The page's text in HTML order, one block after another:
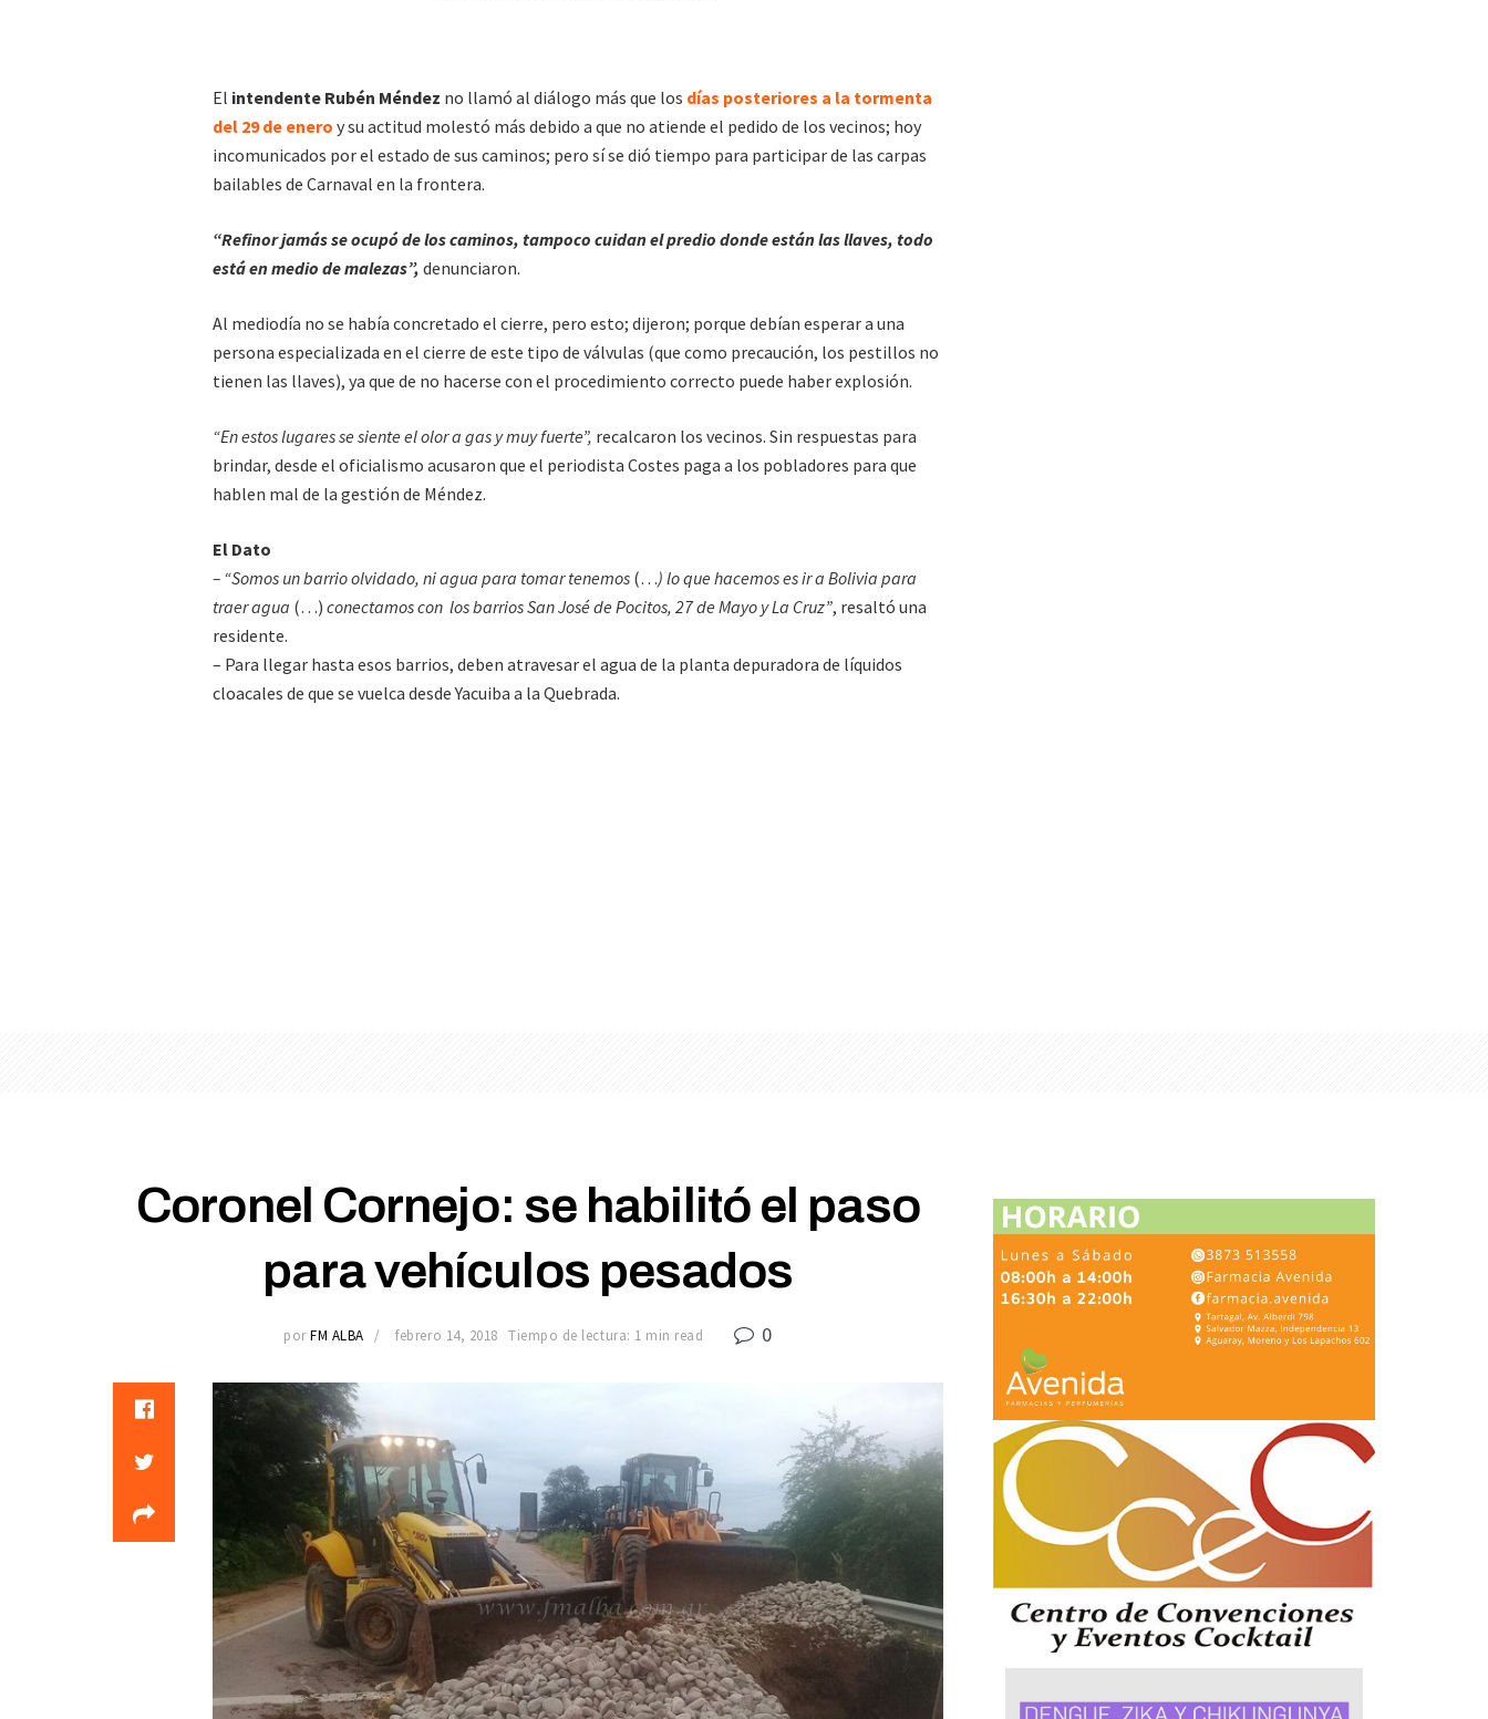
El intendente Rubén Méndez no llamó al diálogo más que los días posteriores a la tormenta
del 29 de enero y su actitud molestó más debido a que no atiende el pedido de los vecinos; hoy
incomunicados por el estado de sus caminos; pero sí se dió tiempo para participar de las carpas
bailables de Carnaval en la frontera.
“Refinor jamás se ocupó de los caminos, tampoco cuidan el predio donde están las llaves, todo
está en medio de malezas”, denunciaron.
Al mediodía no se había concretado el cierre, pero esto; dijeron; porque debían esperar a una
persona especializada en el cierre de este tipo de válvulas (que como precaución, los pestillos no
tienen las llaves), ya que de no hacerse con el procedimiento correcto puede haber explosión.
“En estos lugares se siente el olor a gas y muy fuerte”, recalcaron los vecinos. Sin respuestas para
brindar, desde el oficialismo acusaron que el periodista Costes paga a los pobladores para que
hablen mal de la gestión de Méndez.
El Dato
– “Somos un barrio olvidado, ni agua para tomar tenemos (…) lo que hacemos es ir a Bolivia para
traer agua (…) conectamos con los barrios San José de Pocitos, 27 de Mayo y La Cruz”, resaltó una
residente.
– Para llegar hasta esos barrios, deben atravesar el agua de la planta depuradora de líquidos
cloacales de que se vuelca desde Yacuiba a la Quebrada.
Coronel Cornejo: se habilitó el paso
para vehículos pesados
por FM ALBA febrero 14, 2018 Tiempo de lectura: 1 min read 0